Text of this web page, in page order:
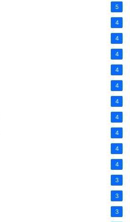
5
4
4
4
4
4
4
4
4
4
4
3
3
3